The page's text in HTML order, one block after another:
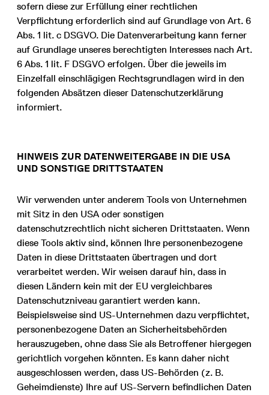
sofern diese zur Erfüllung einer rechtlichen
Verpflichtung erforderlich sind auf Grundlage von Art. 6
Abs. 1 lit. c DSGVO. Die Datenverarbeitung kann ferner
auf Grundlage unseres berechtigten Interesses nach Art.
6 Abs. 1 lit. F DSGVO erfolgen. Über die jeweils im
Einzelfall einschlägigen Rechtsgrundlagen wird in den
folgenden Absätzen dieser Datenschutzerklärung
informiert.
HINWEIS ZUR DATENWEITERGABE IN DIE USA
UND SONSTIGE DRITTSTAATEN
Wir verwenden unter anderem Tools von Unternehmen
mit Sitz in den USA oder sonstigen
datenschutzrechtlich nicht sicheren Drittstaaten. Wenn
diese Tools aktiv sind, können Ihre personenbezogene
Daten in diese Drittstaaten übertragen und dort
verarbeitet werden. Wir weisen darauf hin, dass in
diesen Ländern kein mit der EU vergleichbares
Datenschutzniveau garantiert werden kann.
Beispielsweise sind US-Unternehmen dazu verpflichtet,
personenbezogene Daten an Sicherheitsbehörden
herauszugeben, ohne dass Sie als Betroffener hiergegen
gerichtlich vorgehen könnten. Es kann daher nicht
ausgeschlossen werden, dass US-Behörden (z. B.
Geheimdienste) Ihre auf US-Servern befindlichen Daten